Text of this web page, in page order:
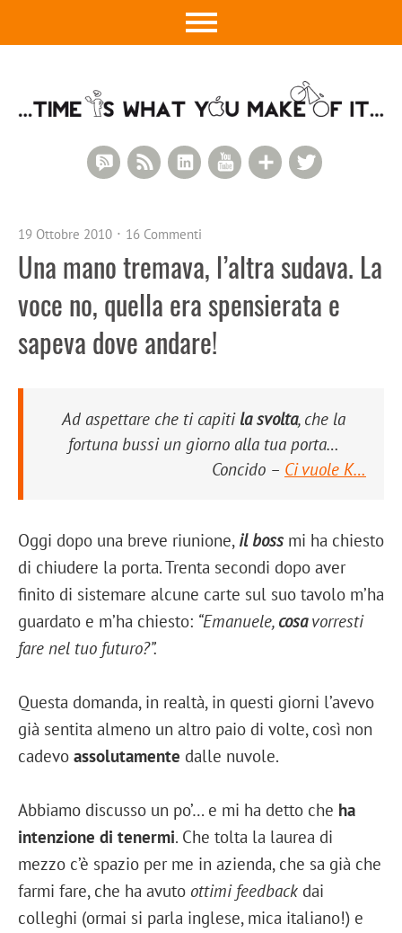
Google+
YouTube
LinkedIn
RSS Feed
RSS Comments
19 Ottobre 2010 16 Commenti
Una mano tremava, l’altra sudava. La
voce no, quella era spensierata e
sapeva dove andare!
Ad aspettare che ti capiti la svolta, che la
fortuna bussi un giorno alla tua porta…
Concido – Ci vuole K…
Oggi dopo una breve riunione, il bossmi ha chiesto
di chiudere la porta. Trenta secondi dopo aver
finito di sistemare alcune carte sul suo tavolo m’ha
guardato e m’ha chiesto: “Emanuele, cosavorresti
fare nel tuo futuro?”.
Questa domanda, in realtà, in questi giorni l’avevo
già sentita almeno un altro paio di volte, così non
cadevo assolutamente dalle nuvole.
Abbiamo discusso un po’… e mi ha detto che ha
intenzione di tenermi. Che tolta la laurea di
mezzo c’è spazio per me in azienda, che sa già che
farmi fare, che ha avuto ottimi feedback dai
colleghi (ormai si parla inglese, mica italiano!) e